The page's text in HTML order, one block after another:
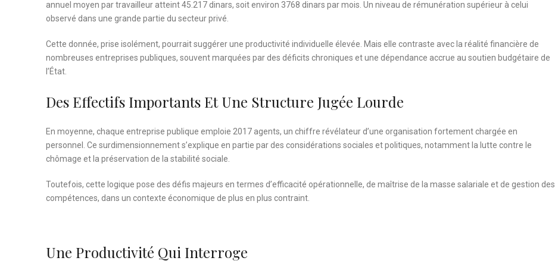
annuel moyen par travailleur atteint 45.217 dinars, soit environ 3768 dinars par mois. Un niveau de rémunération supérieur à celui
observé dans une grande partie du secteur privé.
Cette donnée, prise isolément, pourrait suggérer une productivité individuelle élevée. Mais elle contraste avec la réalité financière de
nombreuses entreprises publiques, souvent marquées par des déficits chroniques et une dépendance accrue au soutien budgétaire de
l’État.
Des Effectifs Importants Et Une Structure Jugée Lourde
En moyenne, chaque entreprise publique emploie 2017 agents, un chiffre révélateur d’une organisation fortement chargée en
personnel. Ce surdimensionnement s’explique en partie par des considérations sociales et politiques, notamment la lutte contre le
chômage et la préservation de la stabilité sociale.
Toutefois, cette logique pose des défis majeurs en termes d’efficacité opérationnelle, de maîtrise de la masse salariale et de gestion des
compétences, dans un contexte économique de plus en plus contraint.
Une Productivité Qui Interroge